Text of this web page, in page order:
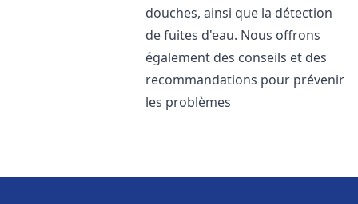
douches, ainsi que la détection
de fuites d'eau. Nous offrons
également des conseils et des
recommandations pour prévenir
les problèmes